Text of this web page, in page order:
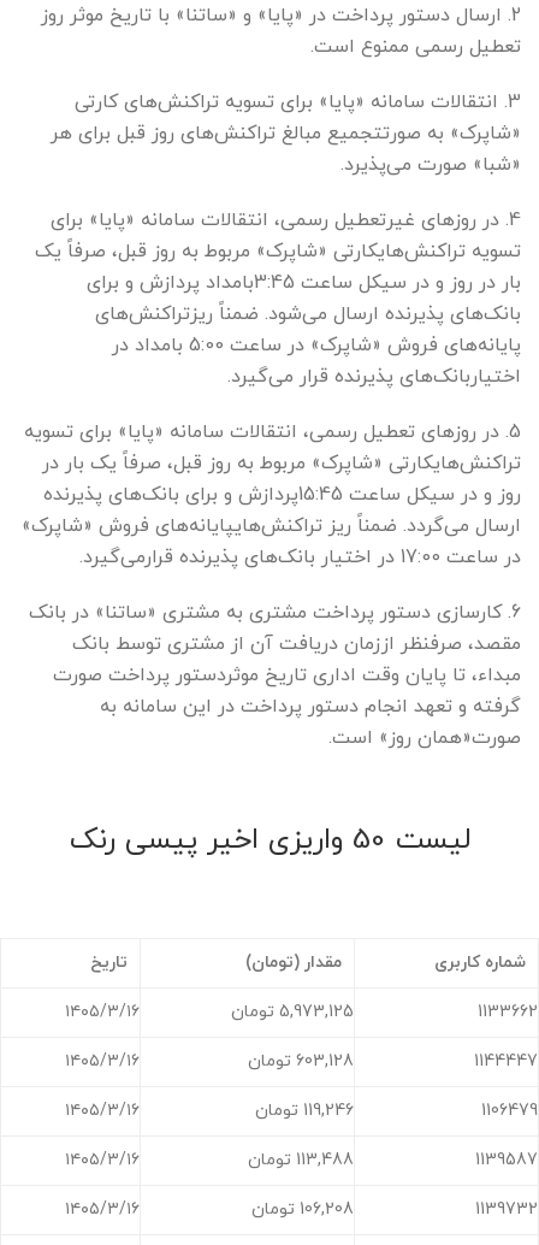
2. ارسال دستور پرداخت در «پایا» و «ساتنا» با تاریخ موثر روز
تعطیل رسمی ممنوع است.
3. انتقالات سامانه «پایا» برای تسویه تراکنش‌های کارتی
«شاپرک» به صورتتجمیع مبالغ تراکنش‌های روز قبل برای هر
«شبا» صورت می‌پذیرد.
4. در روزهای غیرتعطیل رسمی، انتقالات سامانه «پایا» برای
تسویه تراکنش‌هایکارتی «شاپرک» مربوط به روز قبل، صرفاً یک
بار در روز و در سیکل ساعت 3:45بامداد پردازش و برای
بانک‌های پذیرنده ارسال می‌شود. ضمناً ریزتراکنش‌های
پایانه‌های فروش «شاپرک» در ساعت 5:00 بامداد در
اختیاربانک‌های پذیرنده قرار می‌گیرد.
5. در روزهای تعطیل رسمی، انتقالات سامانه «پایا» برای تسویه
تراکنش‌هایکارتی «شاپرک» مربوط به روز قبل، صرفاً یک بار در
روز و در سیکل ساعت 15:45پردازش و برای بانک‌های پذیرنده
ارسال می‌گردد. ضمناً ریز تراکنش‌هایپایانه‌های فروش «شاپرک»
در ساعت 17:00 در اختیار بانک‌های پذیرنده قرارمی‌گیرد.
6. کارسازی دستور پرداخت مشتری به مشتری «ساتنا» در بانک
مقصد، صرفنظر اززمان دریافت آن از مشتری توسط بانک
مبداء، تا پایان وقت اداری تاریخ موثردستور پرداخت صورت
گرفته و تعهد انجام دستور پرداخت در این سامانه به
صورت«همان روز» است.
لیست 50 واریزی اخیر پیسی رنک
شماره کاربری مقدار (تومان) تاریخ
1133662 5,973,125 تومان ۱۴۰۵/۳/۱۶
1144447 603,128 تومان ۱۴۰۵/۳/۱۶
1106479 119,246 تومان ۱۴۰۵/۳/۱۶
1139587 113,488 تومان ۱۴۰۵/۳/۱۶
1139732 106,208 تومان ۱۴۰۵/۳/۱۶